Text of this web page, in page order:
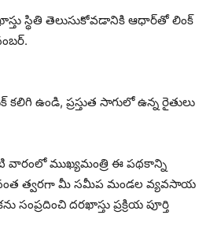
స్థితి తెలుసుకోవడానికి ఆధార్‌తో లింక్
కలిగి ఉండి, ప్రస్తుత సాగులో ఉన్న రైతులు
ముఖ్యమంత్రి ఈ పథకాన్ని
త్వరగా మీ సమీప మండల వ్యవసాయ
దరఖాస్తు ప్రక్రియ పూర్తి